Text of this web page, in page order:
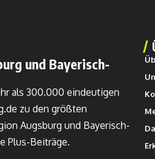
und Bayerisch-
als 300.000 eindeutigen
zu den größten
Augsburg und Bayerisch-
Plus-Beiträge.